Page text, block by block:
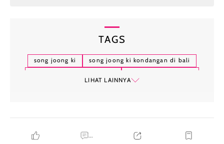
TAGS
song joong ki
song joong ki kondangan di bali
LIHAT LAINNYA
...